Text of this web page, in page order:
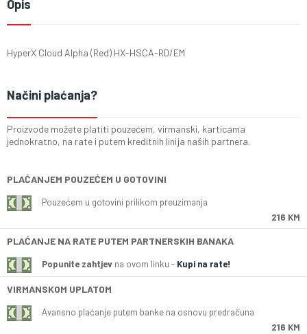
Opis
HyperX Cloud Alpha (Red) HX-HSCA-RD/EM
Načini plaćanja?
Proizvode možete platiti pouzećem, virmanski, karticama
jednokratno, na rate i putem kreditnih linija naših partnera.
PLAĆANJEM POUZEĆEM U GOTOVINI
Pouzećem u gotovini prilikom preuzimanja
216 KM
PLAĆANJE NA RATE PUTEM PARTNERSKIH BANAKA
Popunite zahtjev na ovom linku - Kupi na rate!
VIRMANSKOM UPLATOM
Avansno plaćanje putem banke na osnovu predračuna
216 KM